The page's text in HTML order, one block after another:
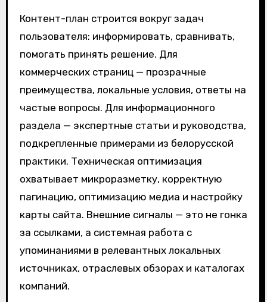
Контент-план строится вокруг задач
пользователя: информировать, сравнивать,
помогать принять решение. Для
коммерческих страниц — прозрачные
преимущества, локальные условия, ответы на
частые вопросы. Для информационного
раздела — экспертные статьи и руководства,
подкрепленные примерами из белорусской
практики. Техническая оптимизация
охватывает микроразметку, корректную
пагинацию, оптимизацию медиа и настройку
карты сайта. Внешние сигналы — это не гонка
за ссылками, а системная работа с
упоминаниями в релевантных локальных
источниках, отраслевых обзорах и каталогах
компаний.